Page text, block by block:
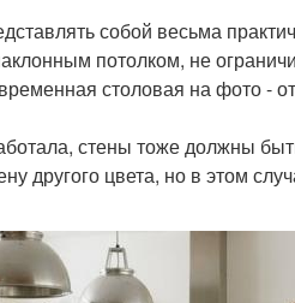
собой весьма
потолком, не
столовая на фото -
стены тоже должны
другого цвета, но в этом